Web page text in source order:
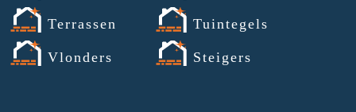
Terrassen Tuintegels
Vlonders Steigers